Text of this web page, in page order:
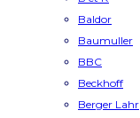
Baldor
Baumuller
BBC
Beckhoff
Berger Lahr